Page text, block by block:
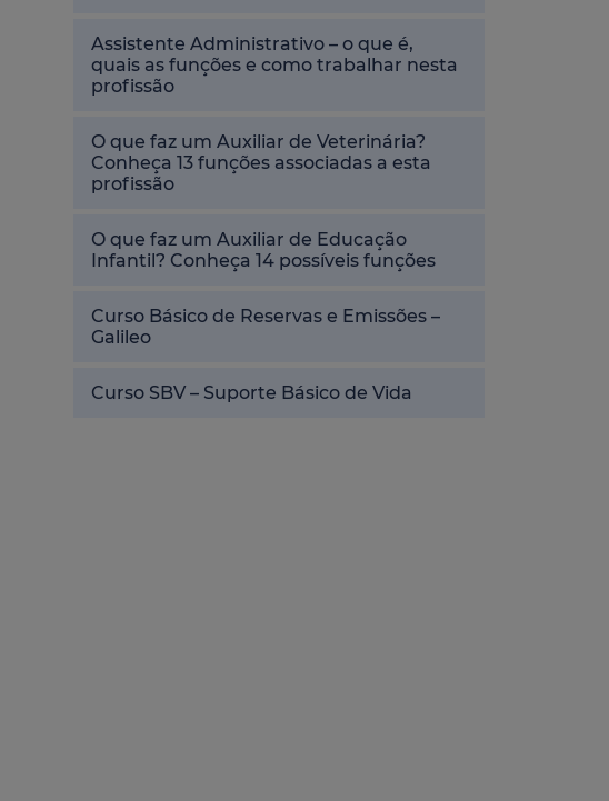
Assistente Administrativo – o que é,
quais as funções e como trabalhar nesta
profissão
O que faz um Auxiliar de Veterinária?
Conheça 13 funções associadas a esta
profissão
O que faz um Auxiliar de Educação
Infantil? Conheça 14 possíveis funções
Curso Básico de Reservas e Emissões –
Galileo
Curso SBV – Suporte Básico de Vida